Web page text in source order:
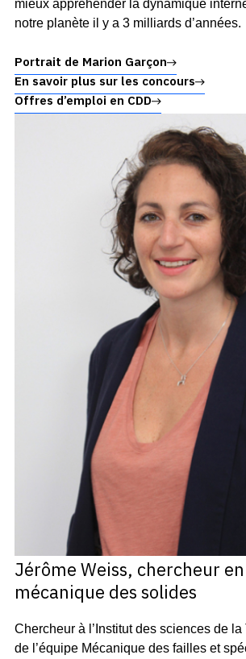
mieux appréhender la dynamique
notre planète il y a 3 milliards d’années.
Portrait de Marion Garçon
En savoir plus sur les concours
Offres d’emploi en CDD
Jérôme Weiss, chercheur
mécanique des solides
Chercheur à l’Institut des sciences de la
de l’équipe Mécanique des failles et